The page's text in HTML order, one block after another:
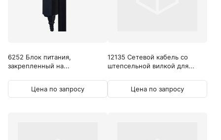
6252 Блок питания,
закрепленный на...
Цена по запросу
12135 Сетевой кабель со
штепсельной вилкой для...
Цена по запросу